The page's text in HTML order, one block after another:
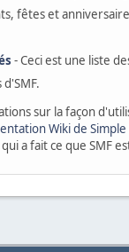
fêtes et
- Ceci est une liste
sur la façon
Wiki de Simple
a fait ce que SMF